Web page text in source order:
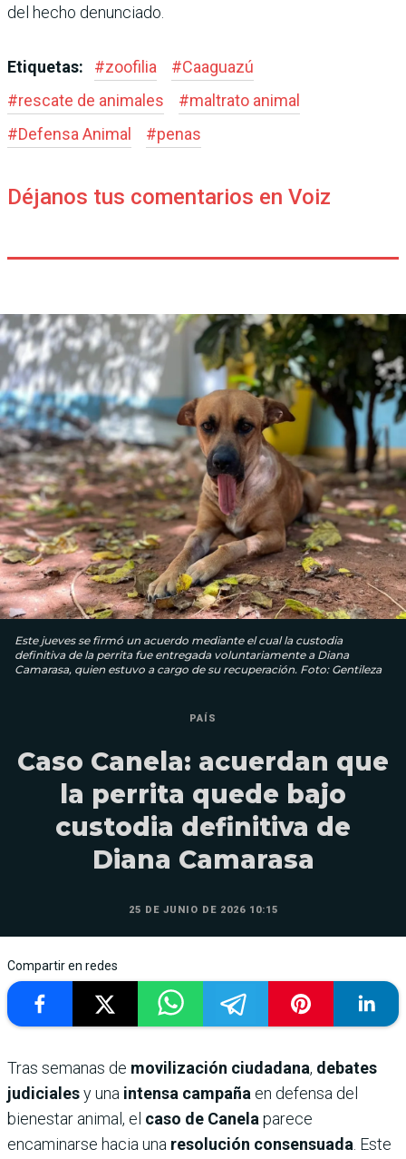
del hecho denunciado.
Etiquetas: #zoofilia #Caaguazú
#rescate de animales #maltrato animal
#Defensa Animal #penas
Déjanos tus comentarios en Voiz
Este jueves se firmó un acuerdo mediante el cual la custodia
definitiva de la perrita fue entregada voluntariamente a Diana
Camarasa, quien estuvo a cargo de su recuperación. Foto: Gentileza
PAÍS
Caso Canela: acuerdan que
la perrita quede bajo
custodia definitiva de
Diana Camarasa
25 DE JUNIO DE 2026 10:15
Compartir en redes
Tras semanas de movilización ciudadana, debates
judicialesy una intensa campaña en defensa del
bienestar animal, el caso de Canela parece
encaminarse hacia una resolución consensuada . Este